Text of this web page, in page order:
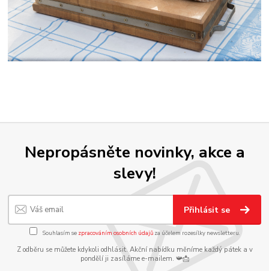
Nepropásněte novinky, akce a
slevy!
Přihlásit se
Souhlasím se zpracováním osobních údajůza účelem rozesílky newsletteru.
Z odběru se můžete kdykoli odhlásit. Akční nabídku měníme každý pátek a v
pondělí ji zasíláme e-mailem. 📯📩